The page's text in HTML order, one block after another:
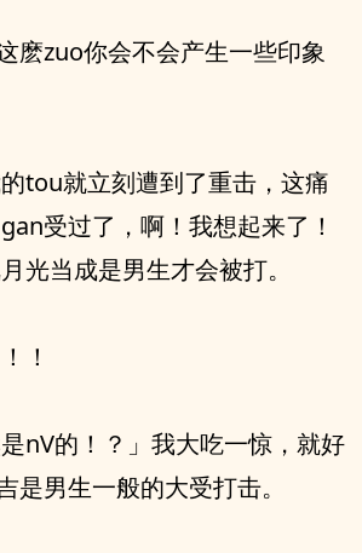
麽zuo你会不会产生一些印象
tou就立刻遭到了重击，这痛
受过了，啊！我想起来了！
光当成是男生才会被打。
！
是nV的！？」我大吃一惊，就好
是男生一般的大受打击。